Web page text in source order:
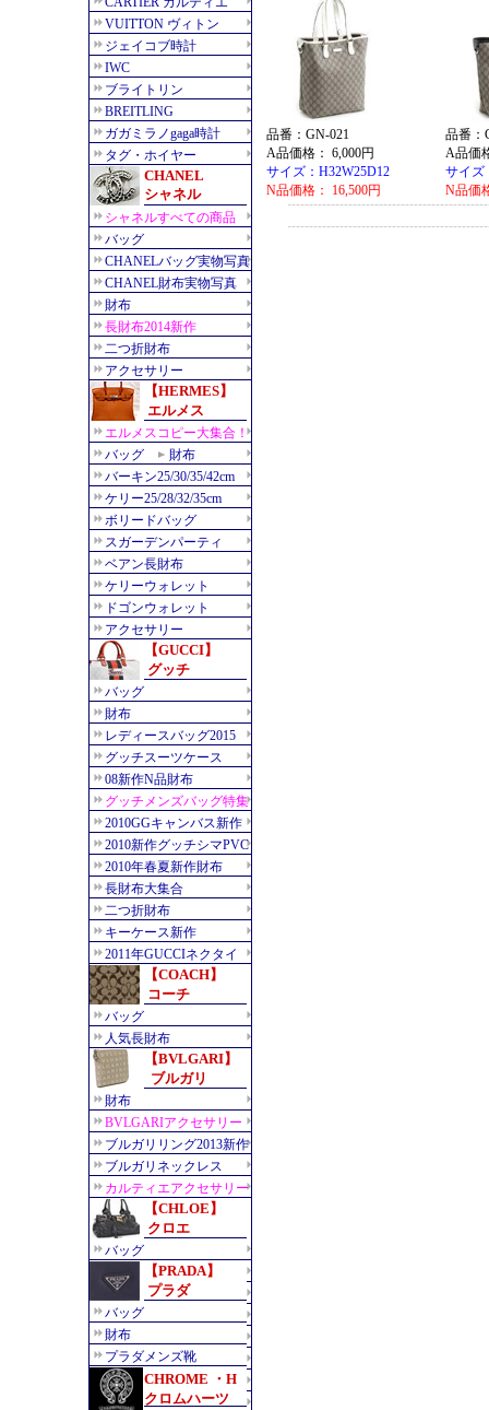
品番：GN-021
A品価格： 6,000円
サイズ：H32W25D12
N品価格： 16,500円
品番：
A品価
サイズ
N品価